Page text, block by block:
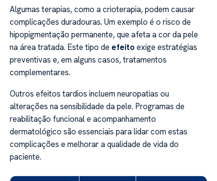
Algumas terapias, como a crioterapia, podem causar
complicações duradouras. Um exemplo é o risco de
hipopigmentação permanente, que afeta a cor da pele
na área tratada. Este tipo de efeito exige estratégias
preventivas e, em alguns casos, tratamentos
complementares.
Outros efeitos tardios incluem neuropatias ou
alterações na sensibilidade da pele. Programas de
reabilitação funcional e acompanhamento
dermatológico são essenciais para lidar com estas
complicações e melhorar a qualidade de vida do
paciente.